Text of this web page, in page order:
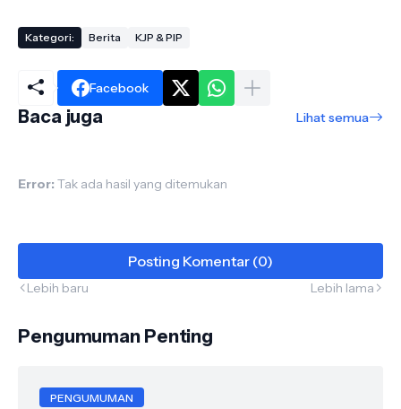
Kategori: Berita KJP & PIP
Facebook
Baca juga Lihat semua
Error: Tak ada hasil yang ditemukan
Posting Komentar (0)
Lebih baru Lebih lama
Pengumuman Penting
PENGUMUMAN